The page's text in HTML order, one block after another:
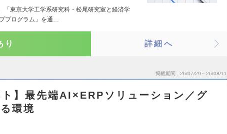
「東京大学工学系研究科・松尾研究室と経済学
プログラム」を通…
り 詳細へ
掲載期間 26/07/29～26/08/11
ト】最先端AI×ERPソリューション／グ
環境